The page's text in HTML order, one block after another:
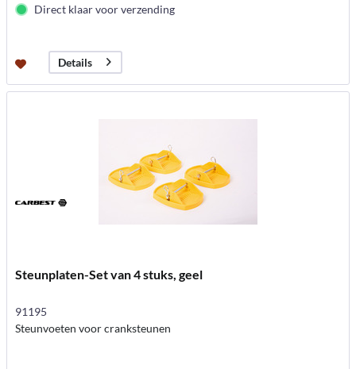
Direct klaar voor verzending
Details
Steunplaten-Set van 4 stuks, geel
91195
Steunvoeten voor cranksteunen